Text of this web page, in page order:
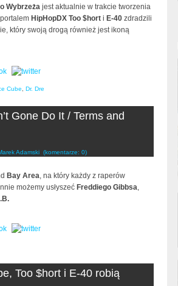
Wybrzeża jest aktualnie w trakcie tworzenia
HipHopDX Too $hort i E-40 zdradzili
który swoją drogą również jest ikoną
Cube Dr. Dre
Gone Do It / Terms and
Adamski (komentarze: 0)
Bay Area, na który każdy z raperów
możemy usłyszeć Freddiego Gibbsa,
Too $hort i E-40 robią